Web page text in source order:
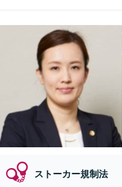
ストーカー規制法